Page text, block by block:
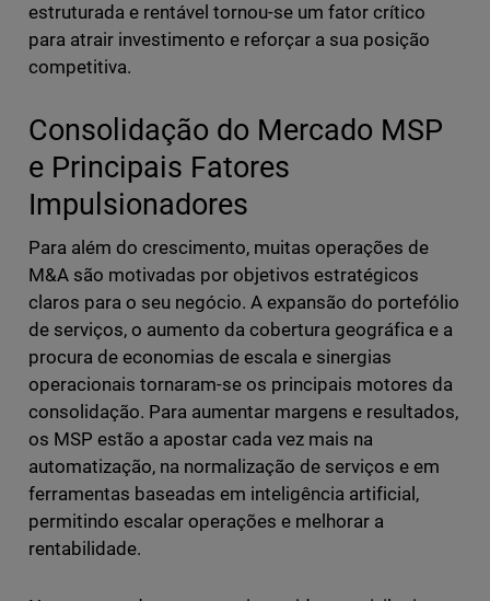
estruturada e rentável tornou-se um fator crítico
para atrair investimento e reforçar a sua posição
competitiva.
Consolidação do Mercado MSP
e Principais Fatores
Impulsionadores
Para além do crescimento, muitas operações de
M&A são motivadas por objetivos estratégicos
claros para o seu negócio. A expansão do portefólio
de serviços, o aumento da cobertura geográfica e a
procura de economias de escala e sinergias
operacionais tornaram-se os principais motores da
consolidação. Para aumentar margens e resultados,
os MSP estão a apostar cada vez mais na
automatização, na normalização de serviços e em
ferramentas baseadas em inteligência artificial,
permitindo escalar operações e melhorar a
rentabilidade.